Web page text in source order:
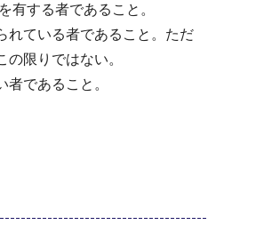
有する者であること。
れている者であること。ただ
限りではない。
であること。